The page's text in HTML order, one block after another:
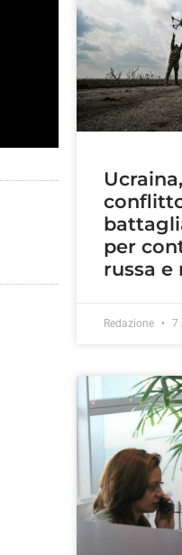
per
russa
Redazione 7